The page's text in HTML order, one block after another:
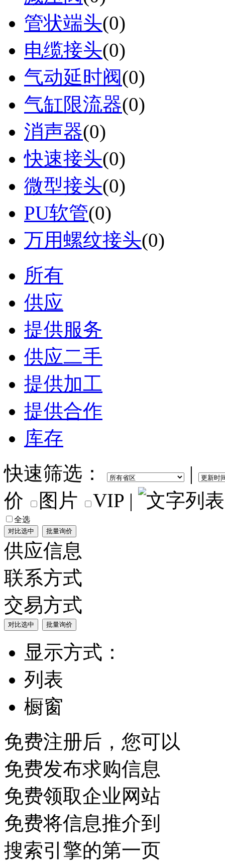
管状端头(0)
电缆接头(0)
气动延时阀(0)
气缸限流器(0)
消声器(0)
快速接头(0)
微型接头(0)
PU软管(0)
万用螺纹接头(0)
所有
供应
提供服务
供应二手
提供加工
提供合作
库存
快速筛选：
|
价
图片 VIP |
全选
供应信息
联系方式
交易方式
显示方式：
列表
橱窗
免费注册后，您可以
免费发布求购信息
免费领取企业网站
免费将信息推介到
搜索引擎的第一页